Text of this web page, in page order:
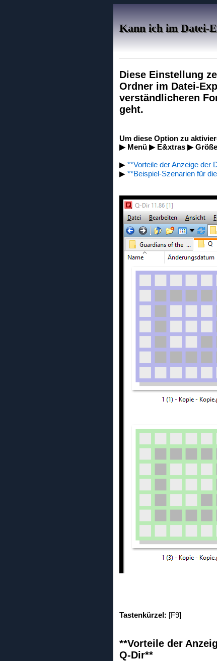
Kann ich im Datei-
Diese Einstellung
Ordner im Datei-
verständlicheren
geht.
Um diese Option zu
▶ Menü ▶ E&xtras ▶
▶ **Vorteile der Anzeige der
▶ **Beispiel-Szenarien für
Tastenkürzel: [F9]
**Vorteile der
Q-Dir**